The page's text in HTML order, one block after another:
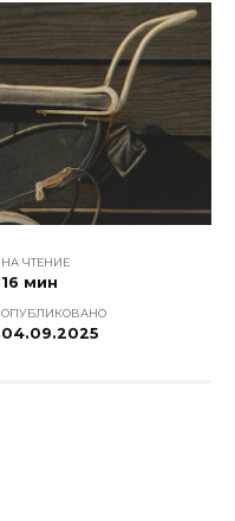
НА ЧТЕНИЕ
16 мин
ОПУБЛИКОВАНО
04.09.2025